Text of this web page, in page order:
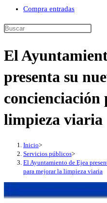
Compra entradas
Buscar
esta
El
presenta su
limpieza viaria
Inicio>
Servicios públicos>
El Ayuntamiento de Ejea
para mejorar la limpieza viaria